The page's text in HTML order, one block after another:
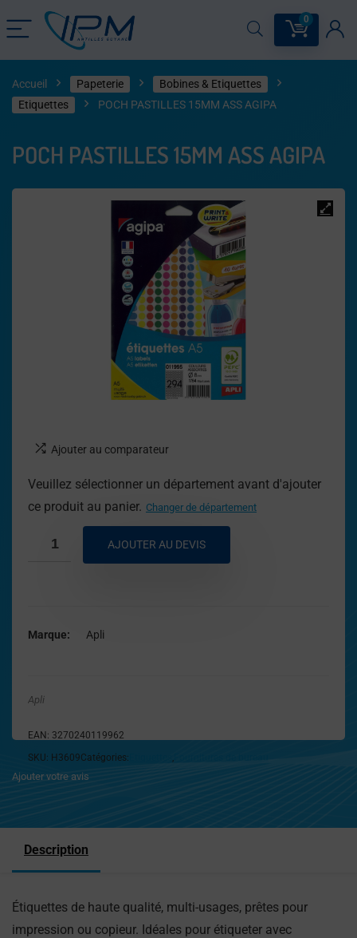
0
Accueil Papeterie
Bobines & Etiquettes
Etiquettes
POCH PASTILLES 15MM ASS AGIPA
POCH PASTILLES 15MM ASS AGIPA
Ajouter au comparateur
Veuillez sélectionner un département avant d'ajouter
ce produit au panier. Changer de département
AJOUTER AU DEVIS
Marque Apli
Apli
EAN: 3270240119962
SKU: H3609Catégories: ,
Ajouter votre avis
Description
Étiquettes de haute qualité, multi-usages, prêtes pour
impression ou copieur. Idéales pour étiqueter avec